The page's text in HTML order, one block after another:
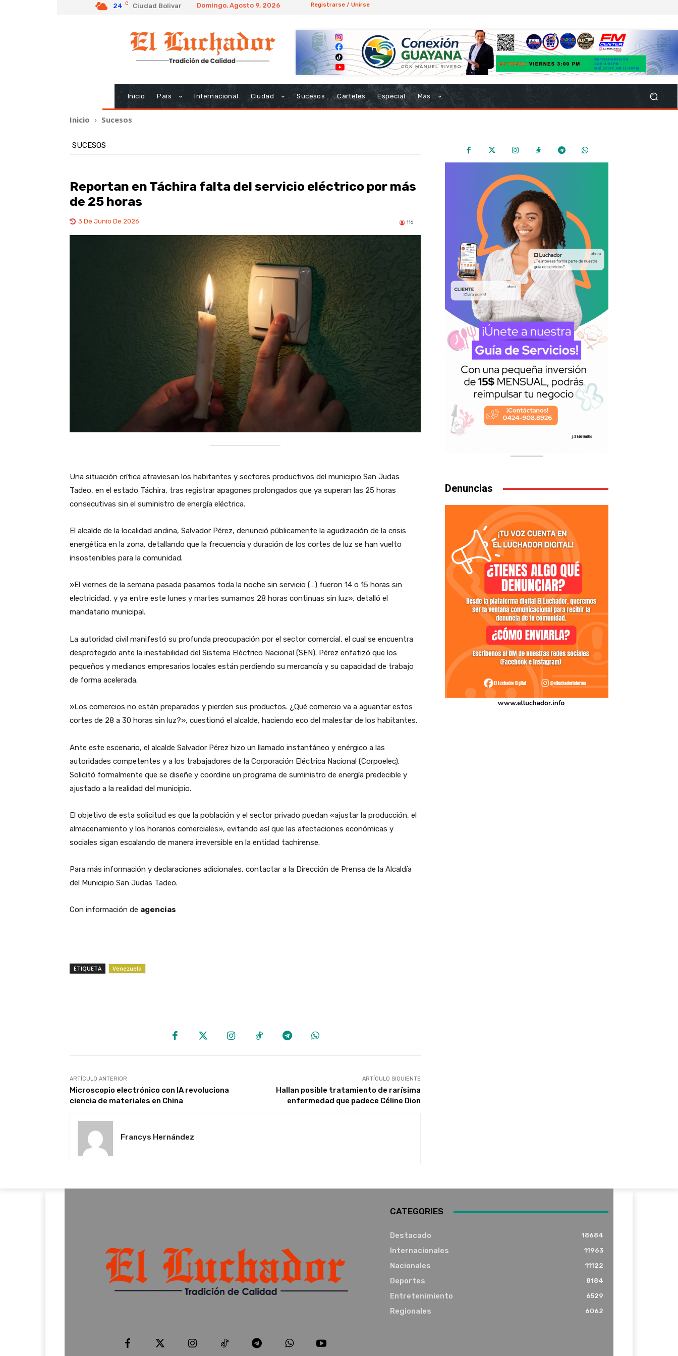
24 C Ciudad Bolivar Domingo, Agosto 9, 2026 Registrarse / Unirse
Inicio País Internacional Ciudad Sucesos Carteles Especial Más
Inicio Sucesos
SUCESOS
Reportan en Táchira falta del servicio eléctrico por más
de 25 horas
3 De Junio De 2026 116
Una situación crítica atraviesan los habitantes y sectores productivos del municipio San Judas
Tadeo, en el estado Táchira, tras registrar apagones prolongados que ya superan las 25 horas
consecutivas sin el suministro de energía eléctrica.
​El alcalde de la localidad andina, Salvador Pérez, denunció públicamente la agudización de la crisis
energética en la zona, detallando que la frecuencia y duración de los cortes de luz se han vuelto
insostenibles para la comunidad.
​»El viernes de la semana pasada pasamos toda la noche sin servicio (…) fueron 14 o 15 horas sin
electricidad, y ya entre este lunes y martes sumamos 28 horas continuas sin luz», detalló el
mandatario municipal.
​La autoridad civil manifestó su profunda preocupación por el sector comercial, el cual se encuentra
desprotegido ante la inestabilidad del Sistema Eléctrico Nacional (SEN). Pérez enfatizó que los
pequeños y medianos empresarios locales están perdiendo su mercancía y su capacidad de trabajo
de forma acelerada.
​»Los comercios no están preparados y pierden sus productos. ¿Qué comercio va a aguantar estos
cortes de 28 a 30 horas sin luz?», cuestionó el alcalde, haciendo eco del malestar de los habitantes.
​Ante este escenario, el alcalde Salvador Pérez hizo un llamado instantáneo y enérgico a las
autoridades competentes y a los trabajadores de la Corporación Eléctrica Nacional (Corpoelec).
Solicitó formalmente que se diseñe y coordine un programa de suministro de energía predecible y
ajustado a la realidad del municipio.
​El objetivo de esta solicitud es que la población y el sector privado puedan «ajustar la producción, el
almacenamiento y los horarios comerciales», evitando así que las afectaciones económicas y
sociales sigan escalando de manera irreversible en la entidad tachirense.
​Para más información y declaraciones adicionales, contactar a la Dirección de Prensa de la Alcaldía
del Municipio San Judas Tadeo.
Con información de agencias
ETIQUETA Venezuela
ARTÍCULO ANTERIOR
Microscopio electrónico con IA revoluciona
ciencia de materiales en China
ARTÍCULO SIGUIENTE
Hallan posible tratamiento de rarísima
enfermedad que padece Céline Dion
Francys Hernández
Denuncias
CATEGORIES
Destacado 18684
Internacionales 11963
Nacionales 11122
Deportes 8184
Entretenimiento 6529
Regionales 6062